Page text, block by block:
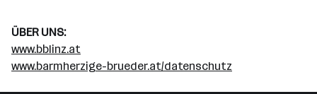
ÜBER UNS:
www.bblinz.at
www.barmherzige-brueder.at/datenschutz